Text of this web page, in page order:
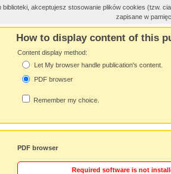
How to display content of this
Content display method:
Let My browser handle publication's content.
PDF browser
Remember my choice.
PDF browser
Required software is not
biblioteki, akceptujesz stosowanie plików cookies
zapisane w